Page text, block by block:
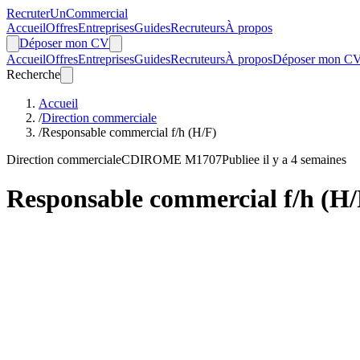
RecruterUnCommercial
AccueilOffresEntreprisesGuidesRecruteursÀ propos
Déposer mon CV
AccueilOffresEntreprisesGuidesRecruteursÀ proposDéposer mon
Recherche
Accueil
/Direction commerciale
/Responsable commercial f/h (H/F)
Direction commercialeCDIROME M1707Publiee il y a 4 semaines
Responsable commercial f/h